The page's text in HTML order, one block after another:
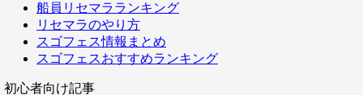
船員リセマラランキング
リセマラのやり方
スゴフェス情報まとめ
スゴフェスおすすめランキング
初心者向け記事